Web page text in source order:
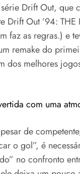
Drift Out, que
Out ’94: THE
faz as regras.) e
remake do
dos melhores
com uma
de
o gol”, é
no confronto